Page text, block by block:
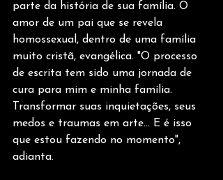
parte da história de sua família. O
amor de um pai que se revela
homossexual, dentro de uma família
muito cristã, evangélica. "O processo
de escrita tem sido uma jornada de
cura para mim e minha família.
Transformar suas inquietações, seus
medos e traumas em arte... E é isso
que estou fazendo no momento",
adianta.